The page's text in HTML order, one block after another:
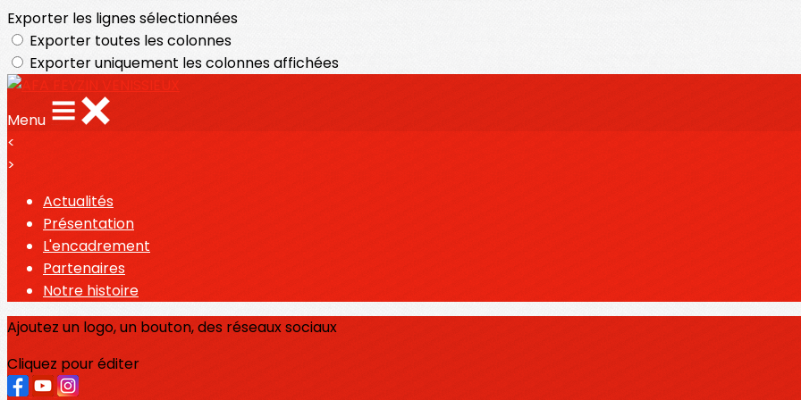
Exporter les lignes sélectionnées
Exporter toutes les colonnes
Exporter uniquement les colonnes affichées
Menu
<
>
Actualités
Présentation
L'encadrement
Partenaires
Notre histoire
Ajoutez un logo, un bouton, des réseaux sociaux
Cliquez pour éditer